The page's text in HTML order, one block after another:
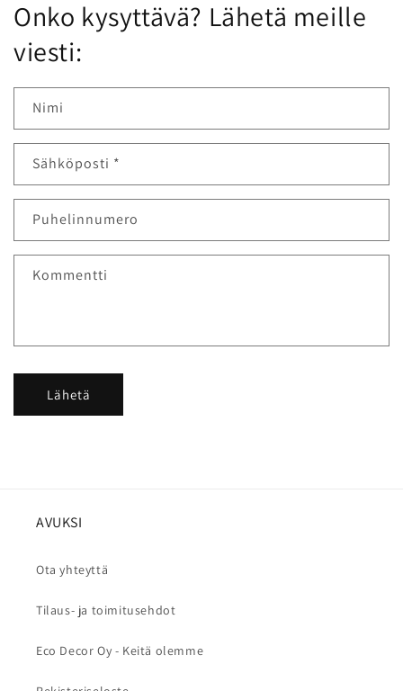
Onko kysyttävä? Lähetä meille
viesti:
Nimi
Sähköposti *
Puhelinnumero
Kommentti
Lähetä
AVUKSI
Ota yhteyttä
Tilaus- ja toimitusehdot
Eco Decor Oy - Keitä olemme